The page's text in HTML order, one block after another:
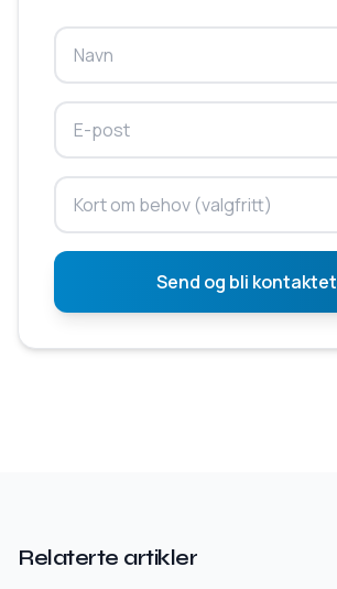
Send og bli kontaktet
Relaterte artikler